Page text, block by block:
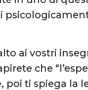
ai vostri
che
poi ti spiega la